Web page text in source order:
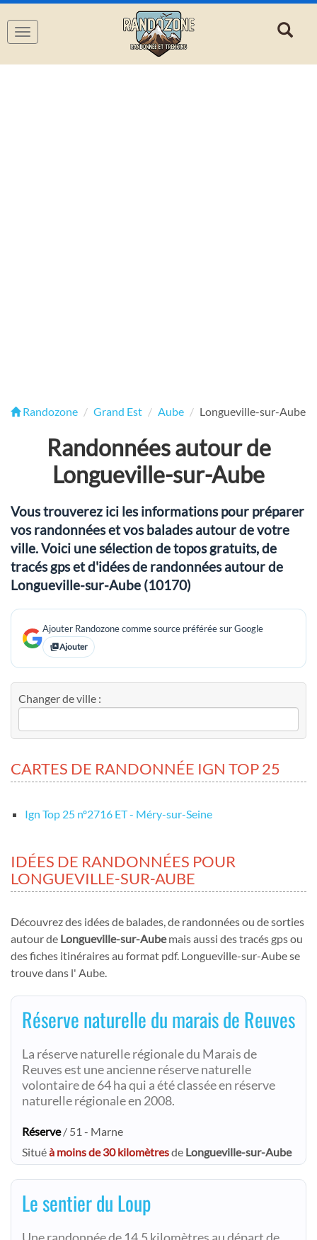
Navigation
Randozone Grand Est Aube Longueville-sur-Aube
Randonnées autour de
Longueville-sur-Aube
Vous trouverez ici les informations pour préparer
vos randonnées et vos balades autour de votre
ville. Voici une sélection de topos gratuits, de
tracés gps et d'idées de randonnées autour de
Longueville-sur-Aube (10170)
Ajouter Randozone comme source préférée sur Google
Ajouter
Changer de ville :
CARTES DE RANDONNÉE IGN TOP 25
Ign Top 25 nº2716 ET - Méry-sur-Seine
IDÉES DE RANDONNÉES POUR
LONGUEVILLE-SUR-AUBE
Découvrez des idées de balades, de randonnées ou de sorties
autour de Longueville-sur-Aubemais aussi des tracés gps ou
des fiches itinéraires au format pdf. Longueville-sur-Aube se
trouve dans l' Aube.
Réserve naturelle du marais de Reuves
La réserve naturelle régionale du Marais de
Reuves est une ancienne réserve naturelle
volontaire de 64 ha qui a été classée en réserve
naturelle régionale en 2008.
Réserve/ 51 - Marne
Situéà moins de 30 kilomètresde Longueville-sur-Aube
Le sentier du Loup